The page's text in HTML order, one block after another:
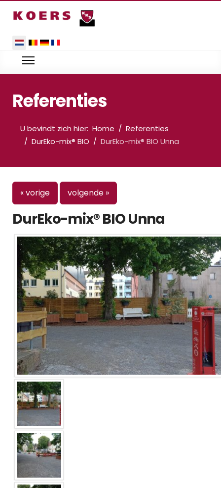
Selecteer de taal
Referenties
U bevindt zich hier: Home
Referenties
DurEko-mix® BIO
DurEko-mix® BIO Unna
« vorige volgende »
DurEko-mix® BIO Unna